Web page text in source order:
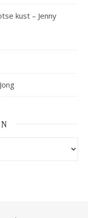
kust – Jenny